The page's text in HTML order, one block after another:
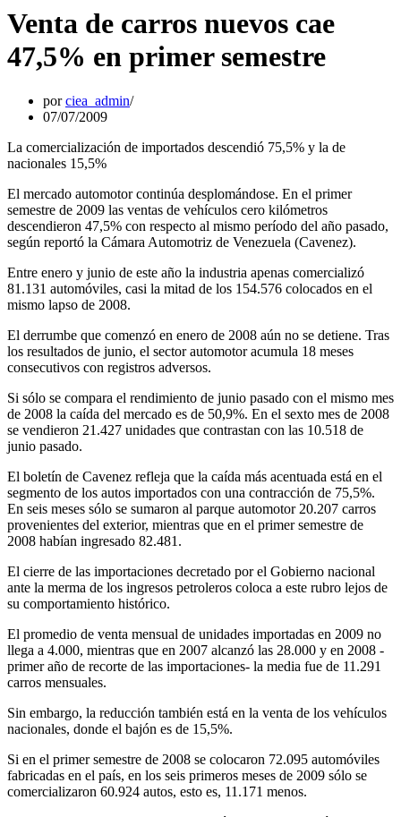
Venta de carros nuevos cae
47,5% en primer semestre
porciea_admin
07/07/2009
La comercialización de importados descendió 75,5% y la de
nacionales 15,5%
El mercado automotor continúa desplomándose. En el primer
semestre de 2009 las ventas de vehículos cero kilómetros
descendieron 47,5% con respecto al mismo período del año pasado,
según reportó la Cámara Automotriz de Venezuela (Cavenez).
Entre enero y junio de este año la industria apenas comercializó
81.131 automóviles, casi la mitad de los 154.576 colocados en el
mismo lapso de 2008.
El derrumbe que comenzó en enero de 2008 aún no se detiene. Tras
los resultados de junio, el sector automotor acumula 18 meses
consecutivos con registros adversos.
Si sólo se compara el rendimiento de junio pasado con el mismo mes
de 2008 la caída del mercado es de 50,9%. En el sexto mes de 2008
se vendieron 21.427 unidades que contrastan con las 10.518 de
junio pasado.
El boletín de Cavenez refleja que la caída más acentuada está en el
segmento de los autos importados con una contracción de 75,5%.
En seis meses sólo se sumaron al parque automotor 20.207 carros
provenientes del exterior, mientras que en el primer semestre de
2008 habían ingresado 82.481.
El cierre de las importaciones decretado por el Gobierno nacional
ante la merma de los ingresos petroleros coloca a este rubro lejos de
su comportamiento histórico.
El promedio de venta mensual de unidades importadas en 2009 no
llega a 4.000, mientras que en 2007 alcanzó las 28.000 y en 2008 -
primer año de recorte de las importaciones- la media fue de 11.291
carros mensuales.
Sin embargo, la reducción también está en la venta de los vehículos
nacionales, donde el bajón es de 15,5%.
Si en el primer semestre de 2008 se colocaron 72.095 automóviles
fabricadas en el país, en los seis primeros meses de 2009 sólo se
comercializaron 60.924 autos, esto es, 11.171 menos.